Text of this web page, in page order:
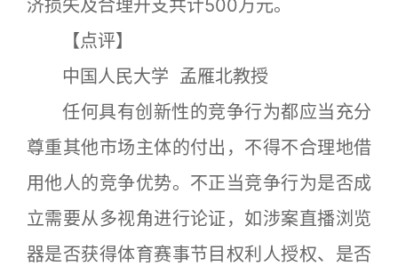
济损失及合理开支共计500万元。
【点评】
中国人民大学 孟雁北教授
任何具有创新性的竞争行为都应当充分
尊重其他市场主体的付出，不得不合理地借
用他人的竞争优势。不正当竞争行为是否成
立需要从多视角进行论证，如涉案直播浏览
器是否获得体育赛事节目权利人授权、是否